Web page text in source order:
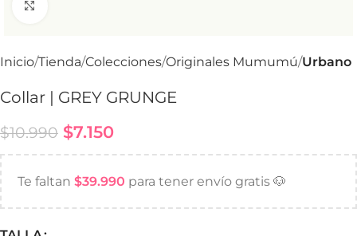
Inicio Tienda Colecciones Originales Mumumú Urbano
Collar | GREY GRUNGE
$10.990 $7.150
Te faltan $39.990 para tener envío gratis 🐶